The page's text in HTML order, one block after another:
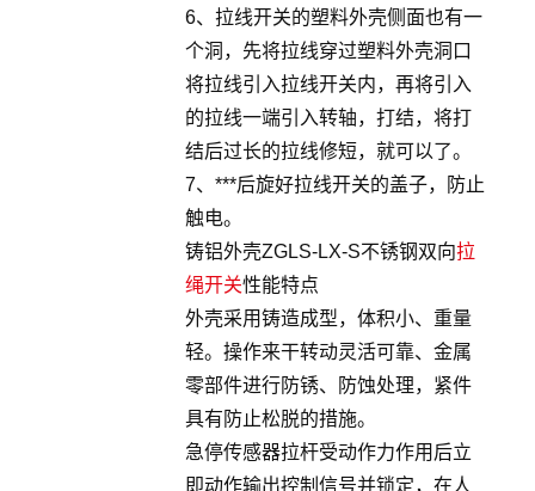
6、拉线开关的塑料外壳侧面也有一
个洞，先将拉线穿过塑料外壳洞口
将拉线引入拉线开关内，再将引入
的拉线一端引入转轴，打结，将打
结后过长的拉线修短，就可以了。
7、***后旋好拉线开关的盖子，防止
触电。
铸铝外壳ZGLS-LX-S不锈钢双向拉
绳开关性能特点
外壳采用铸造成型，体积小、重量
轻。操作来干转动灵活可靠、金属
零部件进行防锈、防蚀处理，紧件
具有防止松脱的措施。
急停传感器拉杆受动作力作用后立
即动作输出控制信号并锁定，在人